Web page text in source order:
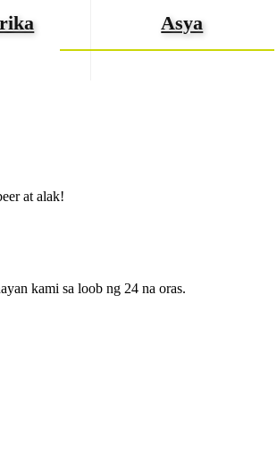
Asya
at alak!
kami sa loob ng 24 na oras.